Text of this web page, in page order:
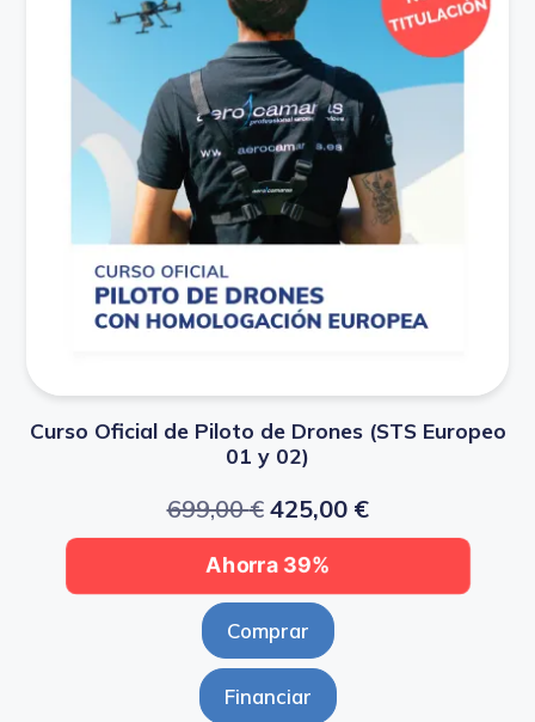
Curso Oficial de Piloto de Drones (STS Europeo
01 y 02)
699,00€ 425,00 €
Ahorra 39%
Comprar
Financiar